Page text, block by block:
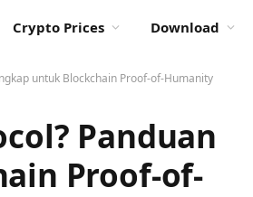
Crypto Prices Download
untuk Blockchain Proof-of-Humanity
Panduan
Proof-of-